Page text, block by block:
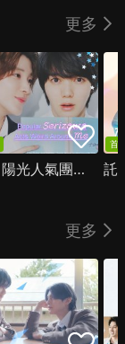
更多
【8/11上架】陽光人氣團中的芹澤，在我面前卻有點不對勁
首
託
更多